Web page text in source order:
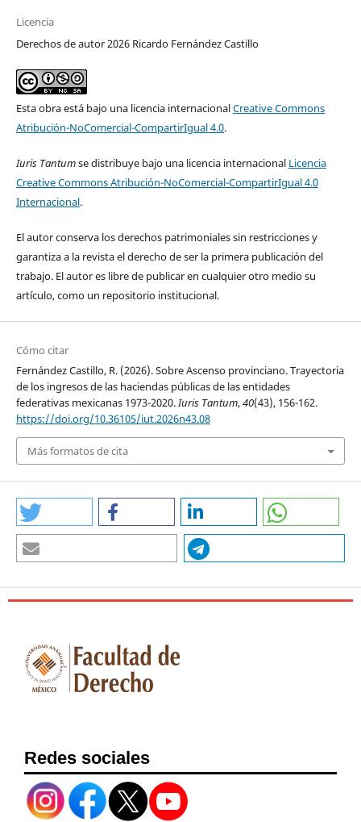
Licencia
Derechos de autor 2026 Ricardo Fernández Castillo
Esta obra está bajo una licencia internacionalCreative Commons
Atribución-NoComercial-CompartirIgual 4.0.
Iuris Tantumse distribuye bajo una licencia internacional Licencia
Creative Commons Atribución-NoComercial-CompartirIgual 4.0
Internacional.
El autor conserva los derechos patrimoniales sin restricciones y
garantiza a la revista el derecho de ser la primera publicación del
trabajo. El autor es libre de publicar en cualquier otro medio su
artículo, como un repositorio institucional.
Cómo citar
Fernández Castillo, R. (2026). Sobre Ascenso provinciano. Trayectoria
de los ingresos de las haciendas públicas de las entidades
federativas mexicanas 1973-2020.Iuris Tantum,40(43), 156-162.
https://doi.org/10.36105/iut.2026n43.08
Más formatos de cita
Redes sociales